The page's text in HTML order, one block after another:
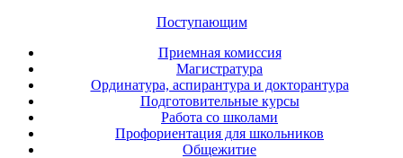
Поступающим
Приемная комиссия
Магистратура
Ординатура, аспирантура и докторантура
Подготовительные курсы
Работа со школами
Профориентация для школьников
Общежитие